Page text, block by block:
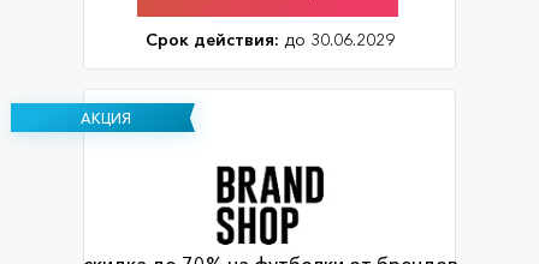
Срок действия: до 30.06.2029
АКЦИЯ